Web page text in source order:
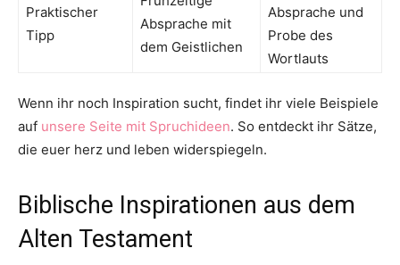
Praktischer
Tipp
Absprache mit
dem Geistlichen
Absprache und
Probe des
Wortlauts
Wenn ihr noch Inspiration sucht, findet ihr viele Beispiele
auf unsere Seite mit Spruchideen. So entdeckt ihr Sätze,
die euer herz und leben widerspiegeln.
Biblische Inspirationen aus dem
Alten Testament